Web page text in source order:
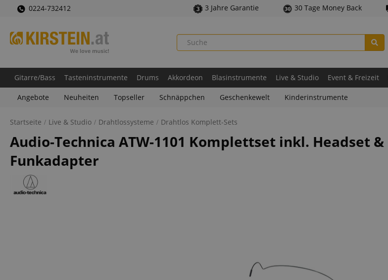
0224-732412 3 Jahre Garantie 30 Tage Money Back
Gitarre/Bass Tasteninstrumente Drums Akkordeon Blasinstrumente Live & Studio Event & Freizeit
Angebote Neuheiten Topseller Schnäppchen Geschenkewelt Kinderinstrumente
Startseite Live & Studio Drahtlossysteme Drahtlos Komplett-Sets
Audio-Technica ATW-1101 Komplettset inkl. Headset &
Funkadapter